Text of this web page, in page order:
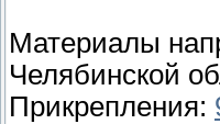
Материалы
Челябинской
Прикрепления: